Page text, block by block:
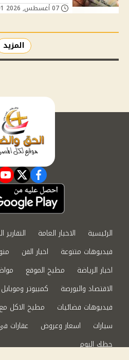
المزيد
facebook
الرئيسية الاخبار العامة التقارير
فيديوهات متنوعة
اخبار الفن
اخبار الرياضة
مطبخ الموقع
الاقتصاد والبورصة
كمبيوتر وموبايل
فيديوهات فضائيات
مطبخ الاكل
سيارات
اسعار وعروض عقارات
حظك اليوم